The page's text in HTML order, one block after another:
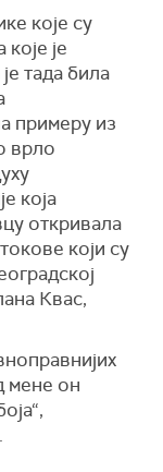
које су
је
тада била
примеру из
врло
која
откривала
који су
Квас,
мене он